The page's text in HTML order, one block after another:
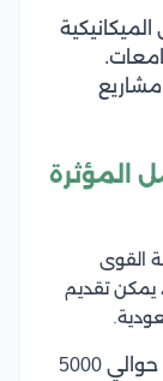
المؤثرة
القوى
يمكن تقديم
تتراوح الرواتب للمهندسين الجُدد من حوالي 5000